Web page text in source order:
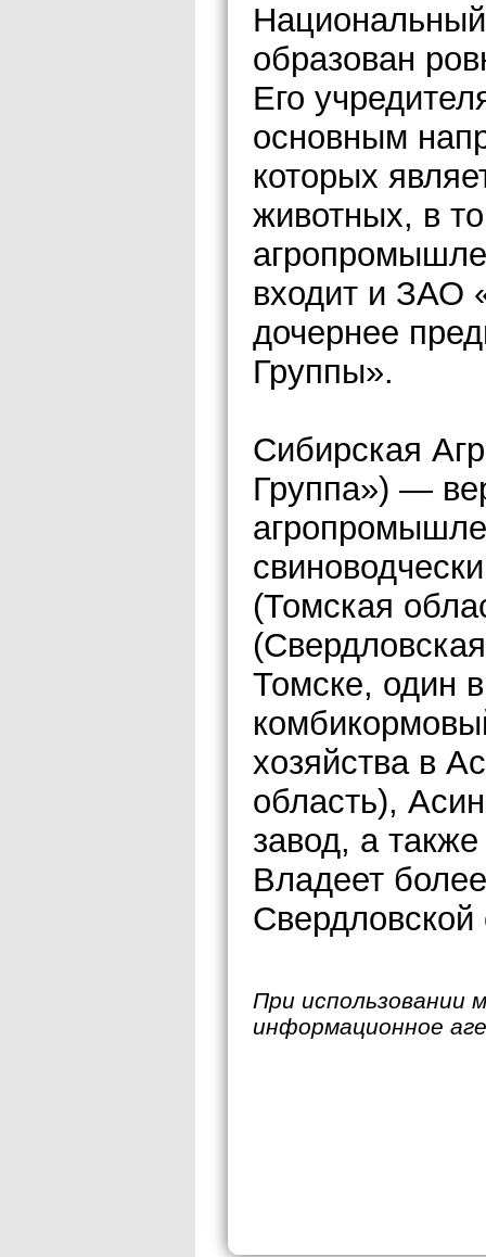
образован
Его
основным
которых
животных, в
входит и ЗАО
дочернее
Группы».
Сибирская
Группа») —
(Томская
Томске, один
хозяйства в
область),
завод, а
Владеет
Свердловской
При использовании
информационное